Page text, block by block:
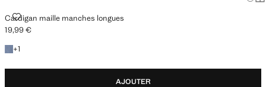
Cardigan maille manches longues
CARDIGAN MAILLE MANCHES LONGUES
Prix actuel [19,99 € ]
19,99 €
+1
+1 couleur
AJOUTER